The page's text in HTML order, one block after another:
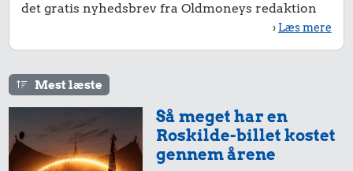
det gratis nyhedsbrev fra Oldmoneys redaktion
› Læs mere
Mest læste
Så meget har en
Roskilde-billet kostet
gennem årene